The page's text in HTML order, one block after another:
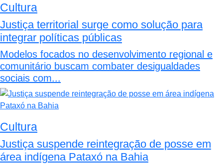
Cultura
Justiça territorial surge como solução para
integrar políticas públicas
Modelos focados no desenvolvimento regional e
comunitário buscam combater desigualdades
sociais com...
Cultura
Justiça suspende reintegração de posse em
área indígena Pataxó na Bahia